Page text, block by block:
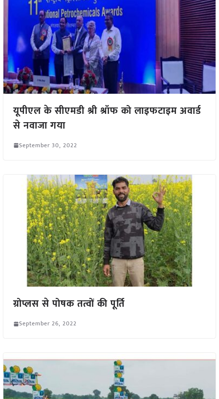
यूपीएल के सीएमडी श्री श्रॉफ को लाइफटाइम अवार्ड
से नवाजा गया
September 30, 2022
ग्रोप्लस से पोषक तत्वों की पूर्ति
September 26, 2022